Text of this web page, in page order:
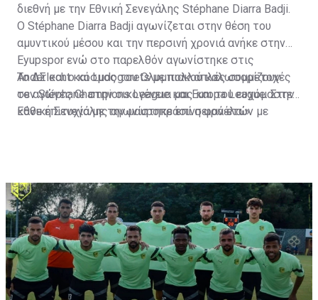
διεθνή με την Εθνική Σενεγάλης Stéphane Diarra Badji.
Ο Stéphane Diarra Badji αγωνίζεται στην θέση του
αμυντικού μέσου και την περσινή χρονιά ανήκε στην
Eyupspor ενώ στο παρελθόν αγωνίστηκε στις
Anderlecht και Ludogorets με πολλαπλές συμμετοχές
σε αγώνες Champions League και Europa League. Στην
Εθνική Σενεγάλης αγωνίστηκε επί σειρά ετών με
άριστη τοποθέτηση σε όλο τον χώρο του κέντρου.
Το ΔΣ και ο κόσμος του Ολυμπιακού καλωσορίζουν
τον Stéphane στην οικογένεια μας και του ευχόμαστε
κάθε επιτυχία με την μαυροπράσινη φανέλα.»